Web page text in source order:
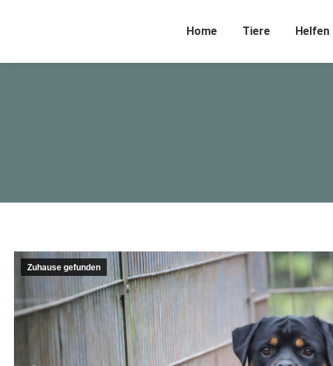
Home Tiere Helfen
Zuhause gefunden